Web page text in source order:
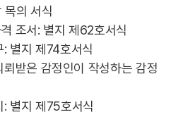
목의 서식
조서: 별지 제62호서식
별지 제74호서식
받은 감정인이 작성하는 감정
: 별지 제75호서식